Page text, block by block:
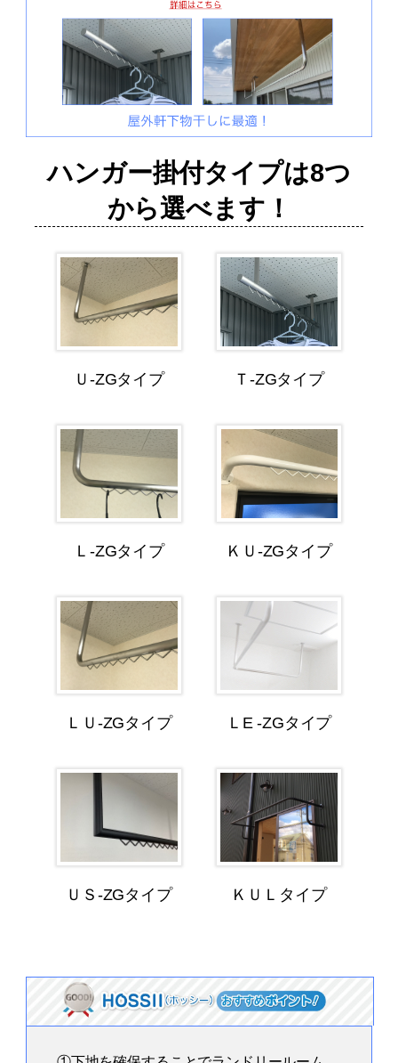
ハンガー掛付タイプは8つ
から選べます！
Ｕ-ZGタイプ Ｔ-ZGタイプ
Ｌ-ZGタイプ ＫＵ-ZGタイプ
ＬＵ-ZGタイプ ＬE -ZGタイプ
ＵＳ-ZGタイプ ＫＵＬタイプ